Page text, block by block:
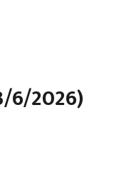
6/2026)